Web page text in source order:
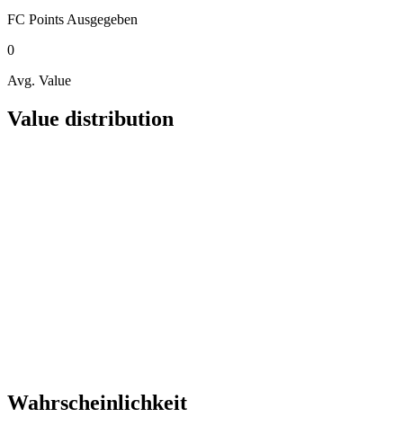
FC Points Ausgegeben
0
Avg. Value
Value distribution
Wahrscheinlichkeit